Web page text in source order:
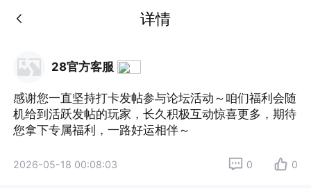
详情
28官方客服
感谢您一直坚持打卡发帖参与论坛活动～咱们福利会随
机给到活跃发帖的玩家，长久积极互动惊喜更多，期待
您拿下专属福利，一路好运相伴～
2026-05-18 00:08:03 0 0